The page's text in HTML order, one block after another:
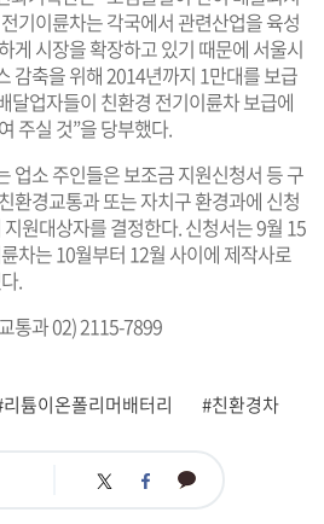
기이륜차는 각국에서 관련산업을 육성
게 시장을 확장하고 있기 때문에 서울시
감축을 위해 2014년까지 1만대를 보급
달업자들이 친환경 전기이륜차 보급에
주실 것”을 당부했다.
업소 주인들은 보조금 지원신청서 등 구
환경교통과 또는 자치구 환경과에 신청
원대상자를 결정한다. 신청서는 9월 15
차는 10월부터 12월 사이에 제작사로
.
통과 02) 2115-7899
튬이온폴리머배터리 #친환경차
트 페 카